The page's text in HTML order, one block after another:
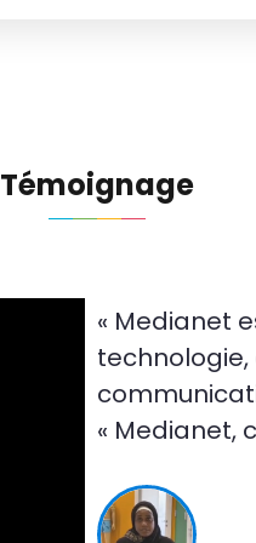
Témoignage
« Medianet
« Medianet,